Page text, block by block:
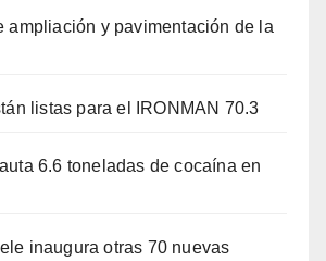
ampliación y pavimentación de la
listas para el IRONMAN 70.3
6.6 toneladas de cocaína en
inaugura otras 70 nuevas